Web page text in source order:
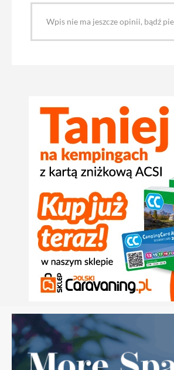
Wpis nie ma jeszcze opinii, bądź